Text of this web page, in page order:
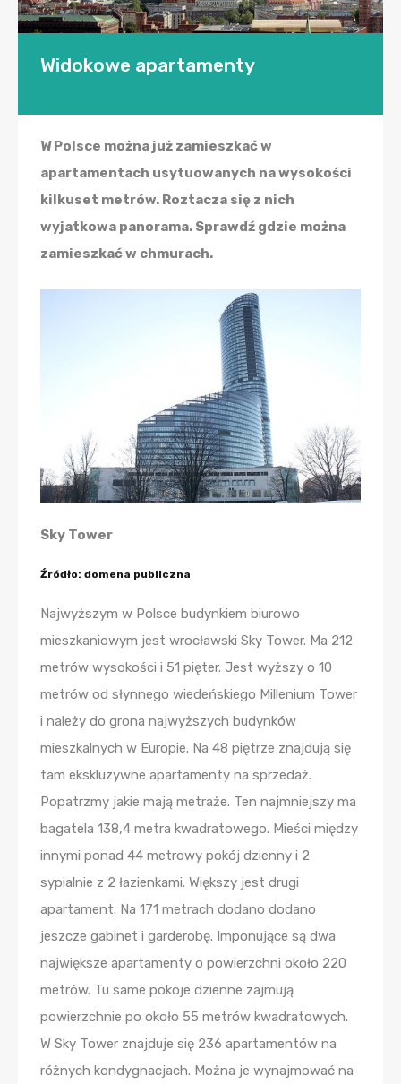
Widokowe apartamenty
W Polsce można już zamieszkać w
apartamentach usytuowanych na wysokości
kilkuset metrów. Roztacza się z nich
wyjatkowa panorama. Sprawdź gdzie można
zamieszkać w chmurach.
Sky Tower
Źródło: domena publiczna
Najwyższym w Polsce budynkiem biurowo
mieszkaniowym jest wrocławski Sky Tower. Ma 212
metrów wysokości i 51 pięter. Jest wyższy o 10
metrów od słynnego wiedeńskiego Millenium Tower
i należy do grona najwyższych budynków
mieszkalnych w Europie. Na 48 piętrze znajdują się
tam ekskluzywne apartamenty na sprzedaż.
Popatrzmy jakie mają metraże. Ten najmniejszy ma
bagatela 138,4 metra kwadratowego. Mieści między
innymi ponad 44 metrowy pokój dzienny i 2
sypialnie z 2 łazienkami. Większy jest drugi
apartament. Na 171 metrach dodano dodano
jeszcze gabinet i garderobę. Imponujące są dwa
największe apartamenty o powierzchni około 220
metrów. Tu same pokoje dzienne zajmują
powierzchnie po około 55 metrów kwadratowych.
W Sky Tower znajduje się 236 apartamentów na
różnych kondygnacjach. Można je wynajmować na